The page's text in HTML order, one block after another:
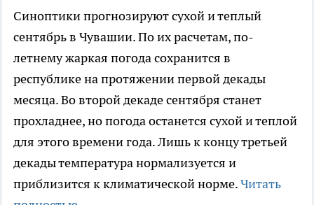
Синоптики прогнозируют сухой и теплый
сентябрь в Чувашии. По их расчетам, по-
летнему жаркая погода сохранится в
республике на протяжении первой декады
месяца. Во второй декаде сентября станет
прохладнее, но погода останется сухой и теплой
для этого времени года. Лишь к концу третьей
декады температура нормализуется и
приблизится к климатической норме.Читать